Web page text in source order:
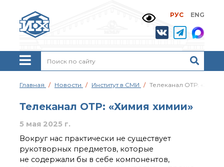
РУС ENG
Жизнь и выдающиеся
моменты научной
деятельности
Н. Д. Зелинского
История ИОХ РАН
Администрация
Научные школы
института
Ученый совет ИОХ
РАН
Диссертационные
Главная Новости Институт в СМИ Телеканал ОТР:
Телеканал ОТР: «Химия химии»
5 мая 2025 г.
Вокруг нас практически не существует
рукотворных предметов, которые
не содержали бы в себе компонентов,